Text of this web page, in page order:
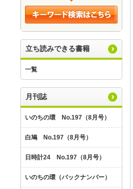
立ち読みできる書籍
一覧
月刊誌
いのちの環 No.197（8月号）
白鳩 No.197（8月号）
日時計24 No.197（8月号）
いのちの環（バックナンバー）